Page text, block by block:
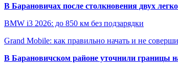
В Барановичах после столкновения двух
BMW i3 2026: до 850 км без подзарядки
Grand Mobile: как правильно начать и не
В Барановичском районе уточнили границы